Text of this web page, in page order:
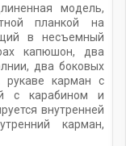
модель,
планкой на
в несъемный
капюшон, два
два боковых
рукаве карман с
с карабином и
внутренней
карман,